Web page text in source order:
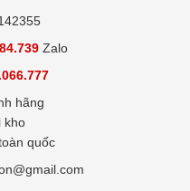
Zalo
hãng
kho
quốc